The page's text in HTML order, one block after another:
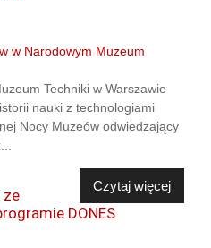
Techniki w Warszawie
nauki z technologiami
Nocy Muzeów odwiedzający
Czytaj więcej
ze
DONES